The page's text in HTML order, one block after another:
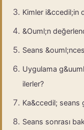
Kimler i&ccedil;in
&Ouml;n
Seans
Uygulama
ilerler?
Ka&ccedil; seans
Seans sonrası